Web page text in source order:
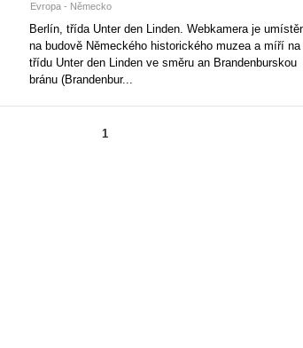
Evropa - Německo
Berlín, třída Unter den Linden. Webkamera je
na budově Německého historického muzea a míří na
třídu Unter den Linden ve směru an Brandenburskou
bránu (Brandenbur...
1